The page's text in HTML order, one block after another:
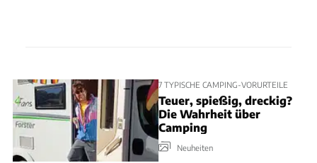
7 TYPISCHE CAMPING-VORURTEILE
Teuer, spießig, dreckig?
Die Wahrheit über
Camping
Neuheiten